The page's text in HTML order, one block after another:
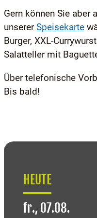
Gern können Sie aber
unsererSpeisekarte
Burger, XXL-
Salatteller mit
Über telefonische
Bis bald!
HEUTE
fr., 07.08.